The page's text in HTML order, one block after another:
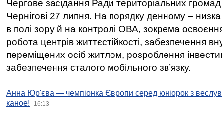
Чергове засідання Ради територіальних громад
Чернігові 27 липня. На порядку денному –
в полі зору й на контролі ОВА, зокрема освоєння
робота центрів життєстійкості, забезпечення
переміщених осіб житлом, розроблення
забезпечення сталого мобільного зв’язку.
Анна Юр'єва — чемпіонка Європи серед юніорок з
каное!
16:13